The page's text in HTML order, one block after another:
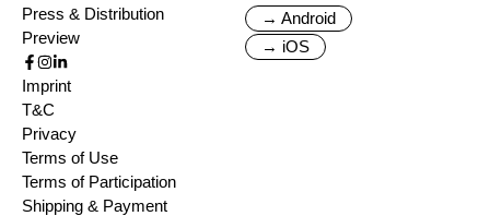
Press & Distribution
Preview
→ Android
→ iOS
Imprint
T&C
Privacy
Terms of Use
Terms of Participation
Shipping & Payment